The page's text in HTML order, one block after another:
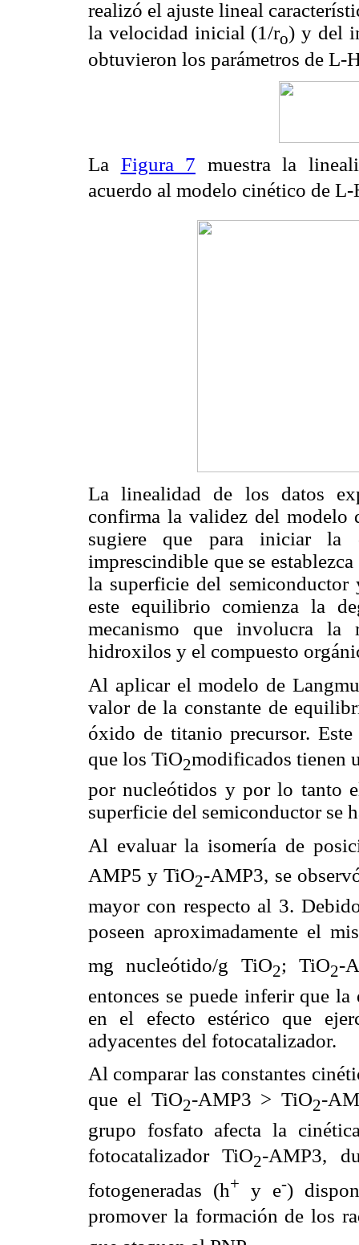
realizó el ajuste lineal
la velocidad inicial (1/ro) y del
obtuvieron los parámetros de L-
La Figura 7 muestra la
acuerdo al modelo cinético de
La linealidad de los datos
confirma la validez del modelo
sugiere que para iniciar la
imprescindible que se
la superficie del
este equilibrio comienza la
mecanismo que involucra la
hidroxilos y el compuesto
Al aplicar el modelo de
valor de la constante de
óxido de titanio precursor.
que los TiO2modificados tienen
por nucleótidos y por lo tanto
superficie del semiconductor se
Al evaluar la isomería de
AMP5 y TiO2-AMP3, se
mayor con respecto al 3.
poseen aproximadamente el
mg nucleótido/g TiO2; TiO2-
entonces se puede inferir que
en el efecto estérico que
adyacentes del fotocatalizador.
Al comparar las constantes
que el TiO2-AMP3 > TiO2-
grupo fosfato afecta la
fotocatalizador TiO2-AMP3,
fotogeneradas (h+ y e-)
promover la formación de los